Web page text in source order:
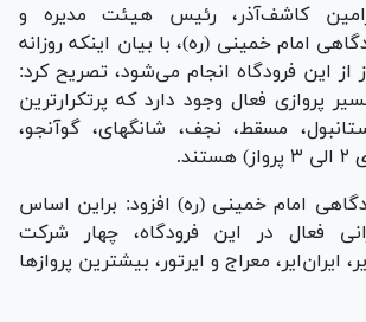
کاشف‌آذر، رئیس هیئت مدیره و
امام خمینی (ره)، با بیان اینکه روزانه
تا ۴۰ پرواز از این فرودگاه انجام می‌شود، تصریح کرد:
حال حاضر ۲۰ مسیر پروازی فعال وجود دارد که پرتکرارترین
مسقط، نجف، شانگهای، گوآنجو،
امام خمینی (ره) افزود: براین اساس
ایرانی فعال در این فرودگاه، چهار شرکت
ایران‌ایر، معراج و ایرتور، بیشترین پرواز‌ها